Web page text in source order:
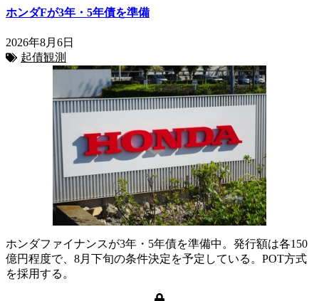
ホンダFが3年・5年債を準備
2026年8月6日
起債観測
ホンダファイナンスが3年・5年債を準備中。発行額は各150
億円程度で、8月下旬の条件決定を予定している。POT方式
を採用する。